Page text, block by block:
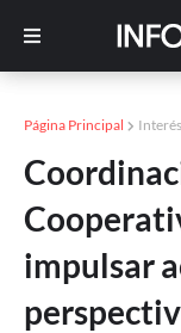
Página Principal
impulsar